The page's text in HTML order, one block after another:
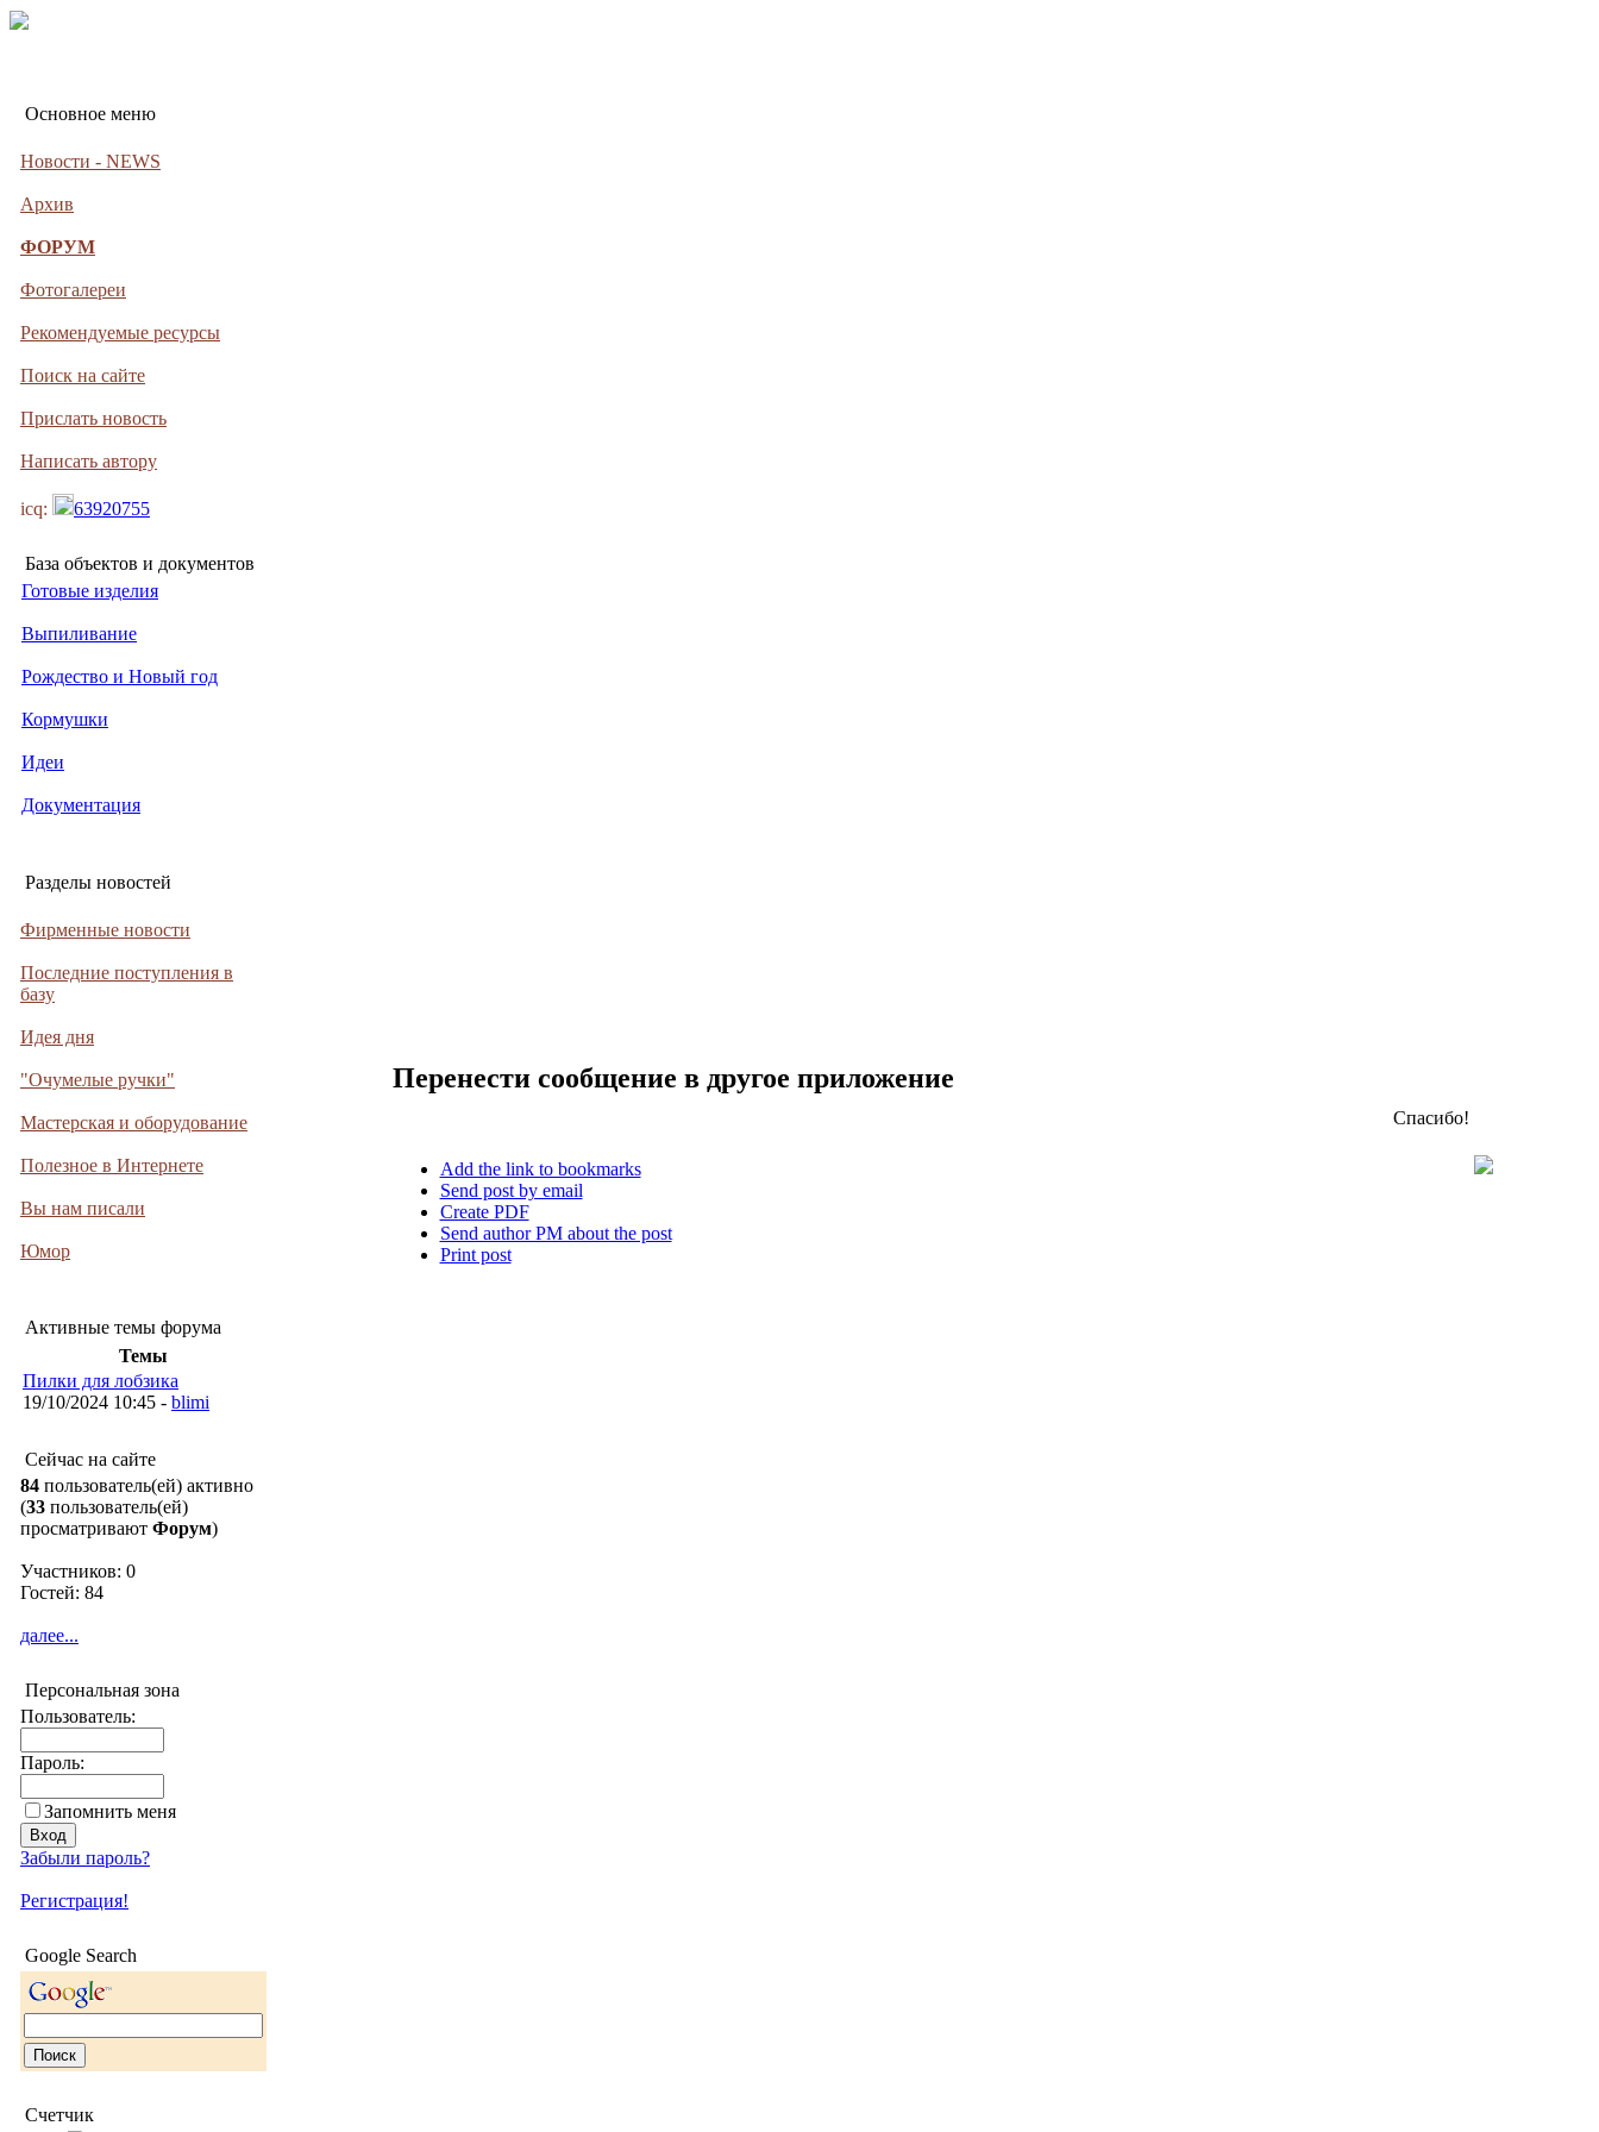
Основное меню
Новости - NEWS
Архив
ФОРУМ
Фотогалереи
Рекомендуемые ресурсы
Поиск на сайте
Прислать новость
Написать автору
icq: 63920755
База объектов и документов
Готовые изделия
Выпиливание
Рождество и Новый год
Кормушки
Идеи
Документация
Разделы новостей
Фирменные новости
Последние поступления в
базу
Идея дня
"Очумелые ручки"
Мастерская и оборудование
Полезное в Интернете
Вы нам писали
Юмор
Активные темы форума
Темы
Пилки для лобзика
19/10/2024 10:45 - blimi
Сейчас на сайте
84 пользователь(ей) активно
(33 пользователь(ей)
просматривают Форум)
Участников: 0
Гостей: 84
далее...
Персональная зона
Пользователь:
Пароль:
Запомнить меня
Забыли пароль?
Регистрация!
Google Search
Счетчик
Перенести сообщение в другое приложение
Add the link to bookmarks
Send post by email
Create PDF
Send author PM about the post
Print post
Спасибо!